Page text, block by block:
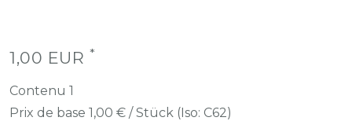
1,00 EUR *
Contenu 1
Prix de base 1,00 € / Stück (Iso: C62)